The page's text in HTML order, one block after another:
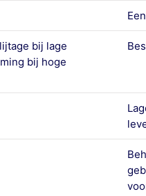
bij lage
bij hoge